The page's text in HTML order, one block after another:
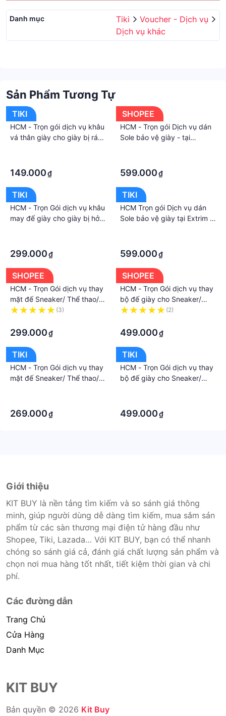
Danh mục Tiki
Voucher - Dịch vụ
Dịch vụ khác
Sản Phẩm Tương Tự
TIKI
HCM - Trọn gói dịch vụ khâu
vá thân giày cho giày bị rách
149.000₫
SHOPEE
HCM - Trọn gói Dịch vụ dán
Sole bảo vệ giày - tại
599.000₫
TIKI
HCM - Trọn Gói dịch vụ khâu
may đế giày cho giày bị hở
299.000₫
TIKI
HCM Trọn gói Dịch vụ dán
Sole bảo vệ giày tại Extrim -
599.000₫
SHOPEE
HCM - Trọn Gói dịch vụ thay
mặt đế Sneaker/ Thể thao/
Đá bóng/ giày Tây/ Cao gót
(3)
299.000₫
SHOPEE
HCM - Trọn Gói dịch vụ thay
bộ đế giày cho Sneaker/
Giày tây/ Boot tại EXTRIM Vệ
(2)
499.000₫
TIKI
HCM - Trọn Gói dịch vụ thay
mặt đế Sneaker/ Thể thao/
269.000₫
TIKI
HCM - Trọn Gói dịch vụ thay
bộ đế giày cho Sneaker/
499.000₫
Giới thiệu
KIT BUY là nền tảng tìm kiếm và so sánh giá thông
minh, giúp người dùng dễ dàng tìm kiếm, mua sắm sản
phẩm từ các sàn thương mại điện tử hàng đầu như
Shopee, Tiki, Lazada… Với KIT BUY, bạn có thể nhanh
chóng so sánh giá cả, đánh giá chất lượng sản phẩm và
chọn nơi mua hàng tốt nhất, tiết kiệm thời gian và chi
phí.
Các đường dẫn
Trang Chủ
Cửa Hàng
Danh Mục
KIT BUY
Bản quyền © 2026 Kit Buy